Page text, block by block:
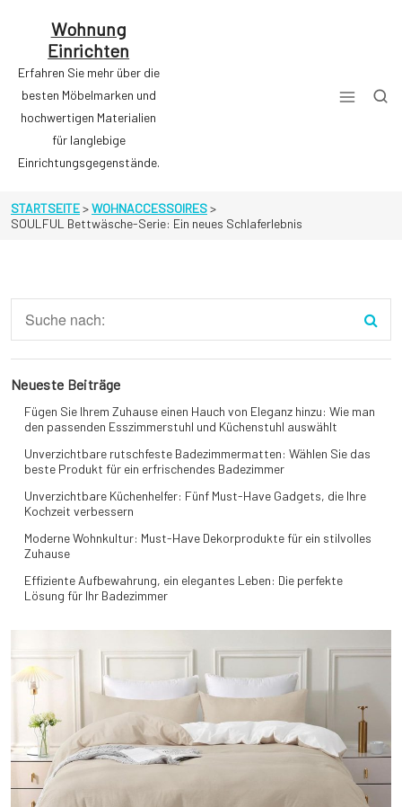
Wohnung
Einrichten
Erfahren Sie mehr über die
besten Möbelmarken und
hochwertigen Materialien
für langlebige
Einrichtungsgegenstände.
STARTSEITE>WOHNACCESSOIRES>
SOULFUL Bettwäsche-Serie: Ein neues Schlaferlebnis
Neueste Beiträge
Fügen Sie Ihrem Zuhause einen Hauch von Eleganz hinzu: Wie man
den passenden Esszimmerstuhl und Küchenstuhl auswählt
Unverzichtbare rutschfeste Badezimmermatten: Wählen Sie das
beste Produkt für ein erfrischendes Badezimmer
Unverzichtbare Küchenhelfer: Fünf Must-Have Gadgets, die Ihre
Kochzeit verbessern
Moderne Wohnkultur: Must-Have Dekorprodukte für ein stilvolles
Zuhause
Effiziente Aufbewahrung, ein elegantes Leben: Die perfekte
Lösung für Ihr Badezimmer